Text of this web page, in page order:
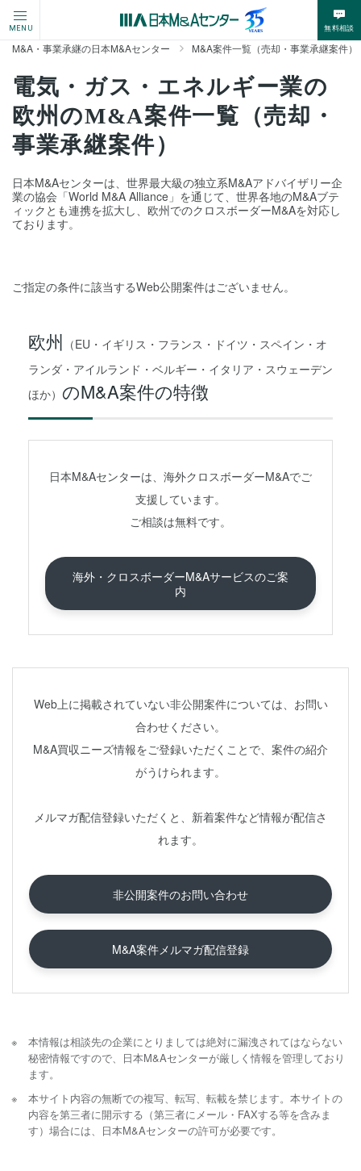
MENU 無料相談
M&A・事業承継の日本M&Aセンター M&A案件一覧（売却・事業承継案件）
電気・ガス・エネルギー業の
欧州のM&A案件一覧（売却・
事業承継案件）
日本M&Aセンターは、世界最大級の独立系M&Aアドバイザリー企
業の協会「World M&A Alliance」を通じて、世界各地のM&Aブテ
ィックとも連携を拡大し、欧州でのクロスボーダーM&Aを対応し
ております。
ご指定の条件に該当するWeb公開案件はございません。
欧州 （EU・イギリス・フランス・ドイツ・スペイン・オ
ランダ・アイルランド・ベルギー・イタリア・スウェーデン
ほか） のM&A案件の特徴
日本M&Aセンターは、海外クロスボーダーM&Aでご
支援しています。
ご相談は無料です。
海外・クロスボーダーM&Aサービスのご案
内
Web上に掲載されていない非公開案件については、お問い
合わせください。
M&A買収ニーズ情報をご登録いただくことで、案件の紹介
がうけられます。
メルマガ配信登録いただくと、新着案件など情報が配信さ
れます。
非公開案件のお問い合わせ
M&A案件メルマガ配信登録
本情報は相談先の企業にとりましては絶対に漏洩されてはならない
秘密情報ですので、日本M&Aセンターが厳しく情報を管理しており
ます。
本サイト内容の無断での複写、転写、転載を禁じます。本サイトの
内容を第三者に開示する（第三者にメール・FAXする等を含みま
す）場合には、日本M&Aセンターの許可が必要です。